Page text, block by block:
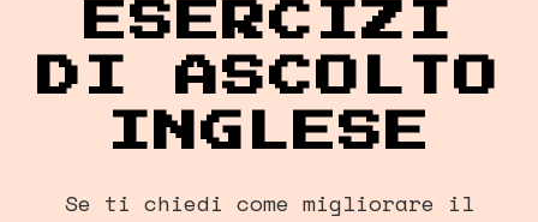
ESERCIZI
DI ASCOLTO
INGLESE
Se ti chiedi come migliorare il